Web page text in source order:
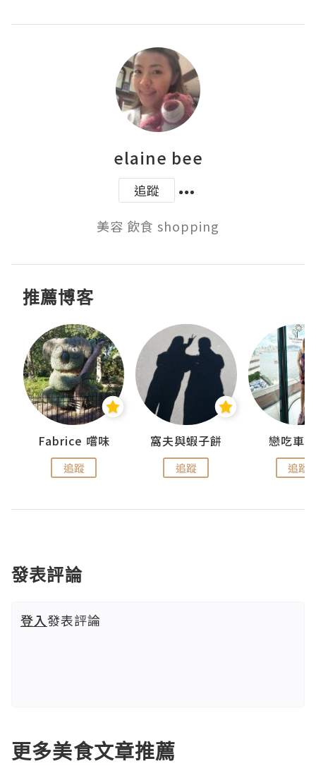
elaine bee
追蹤
美容 飲食 shopping
推薦博客
Fabrice 嚐味
追蹤
窩夫與蝦子餅
追蹤
戀吃車
追蹤
發表評論
登入發表評論
更多美食文章推薦